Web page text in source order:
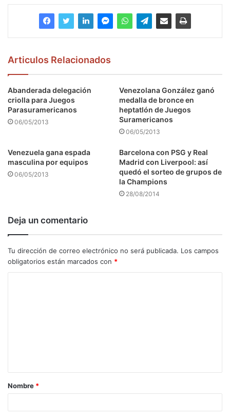
Articulos Relacionados
Abanderada delegación
criolla para Juegos
Parasuramericanos
06/05/2013
Venezolana González ganó
medalla de bronce en
heptatlón de Juegos
Suramericanos
06/05/2013
Venezuela gana espada
masculina por equipos
06/05/2013
Barcelona con PSG y Real
Madrid con Liverpool: así
quedó el sorteo de grupos de
la Champions
28/08/2014
Deja un comentario
Tu dirección de correo electrónico no será publicada. Los campos
obligatorios están marcados con *
a
r
Nombre *